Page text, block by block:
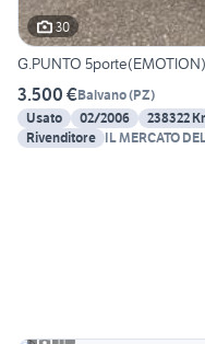
30
G.PUNTO
3.500 €Balvano(PZ)
Usato
02/2006 238322
Rivenditore
IL